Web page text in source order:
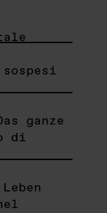
ganze
di